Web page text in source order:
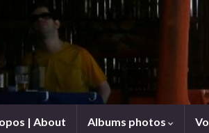
| About Albums photos